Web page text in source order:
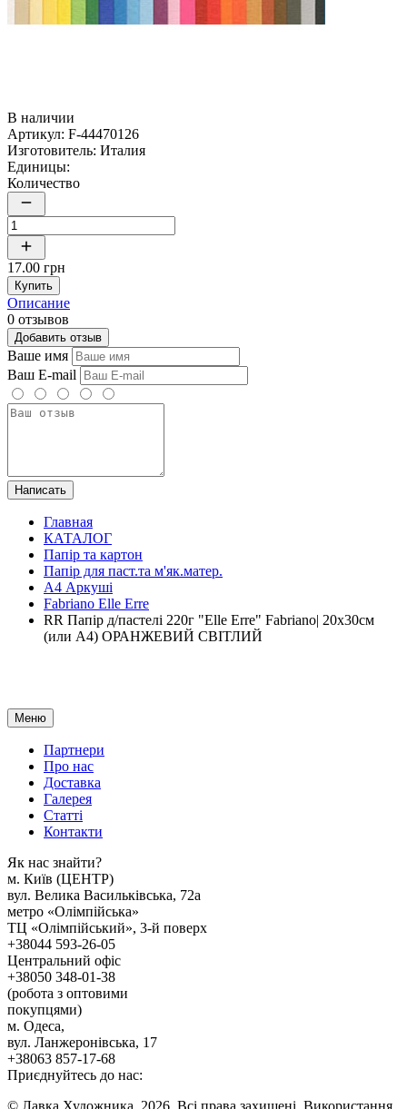
В наличии
Артикул: F-44470126
Изготовитель: Италия
Единицы:
Количество
17.00 грн
Купить
Описание
0 отзывов
Добавить отзыв
Ваше имя
Ваш E-mail
Написать
Главная
КАТАЛОГ
Папір та картон
Папір для паст.та м'як.матер.
А4 Аркуші
Fabriano Elle Erre
RR Папір д/пастелі 220г "Elle Erre" Fabriano| 20х30см
(или А4) ОРАНЖЕВИЙ СВІТЛИЙ
Меню
Партнери
Про нас
Доставка
Галерея
Статтi
Контакти
Як наc знайти?
м. Киïв (ЦЕНТР)
вул. Велика Васильківська, 72а
метро «Олімпійська»
ТЦ «Олімпійський», 3-й поверх
+38044 593-26-05
Центральний офіс
+38050 348-01-38
(робота з оптовими
покупцями)
м. Одеса,
вул. Ланжеронівська, 17
+38063 857-17-68
Приєднуйтесь до нас:
© Лавка Художника, 2026. Всі права захищені. Використання